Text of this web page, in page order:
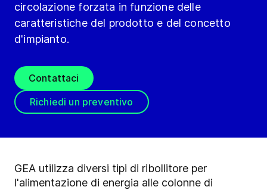
circolazione forzata in funzione delle
caratteristiche del prodotto e del concetto
d'impianto.
Contattaci
Richiedi un preventivo
GEA utilizza diversi tipi di ribollitore per
l'alimentazione di energia alle colonne di